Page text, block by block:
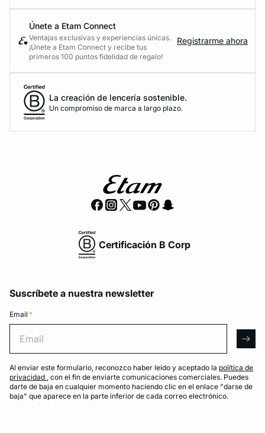
Únete a Etam Connect
Ventajas exclusivas y experiencias únicas.
¡Únete a Etam Connect y recibe tus
primeros 100 puntos fidelidad de regalo!
Registrarme ahora
La creación de lencería sostenible.
Un compromiso de marca a largo plazo.
Certificación B Corp
Suscríbete a nuestra newsletter
Email *
Al enviar este formulario, reconozco haber leído y aceptado la política de
privacidad , con el fin de enviarte comunicaciones comerciales. Puedes
darte de baja en cualquier momento haciendo clic en el enlace "darse de
baja" que aparece en la parte inferior de cada correo electrónico.